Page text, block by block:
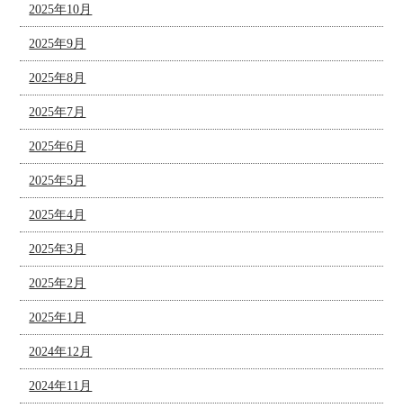
2025年10月
2025年9月
2025年8月
2025年7月
2025年6月
2025年5月
2025年4月
2025年3月
2025年2月
2025年1月
2024年12月
2024年11月